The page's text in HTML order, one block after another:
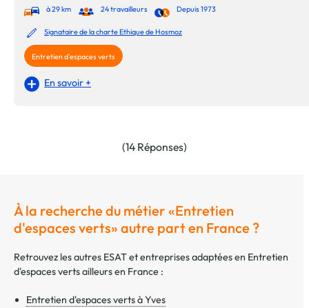
à 29 km 24 travailleurs Depuis 1973
Signataire de la charte Ethique de Hosmoz
Entretien d'espaces verts
En savoir +
(14 Réponses)
À la recherche du métier «Entretien
d'espaces verts» autre part en France ?
Retrouvez les autres ESAT et entreprises adaptées en Entretien
d'espaces verts ailleurs en France :
Entretien d'espaces verts à Yves